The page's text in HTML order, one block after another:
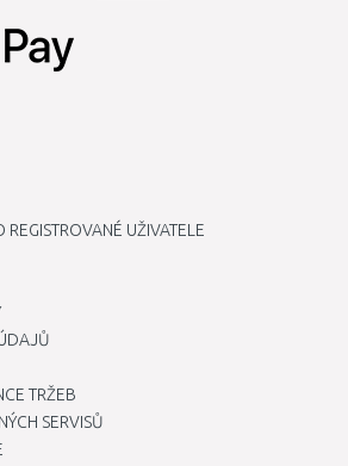
REGISTROVANÉ UŽIVATELE
TRŽEB
SERVISŮ